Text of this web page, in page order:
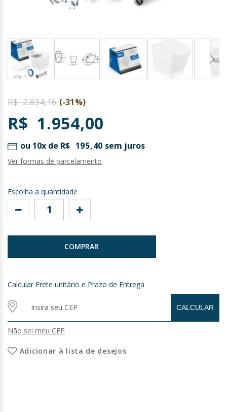
para
início
da
Galeria
de
imagens
R$ 2.834,16 (-31%)
R$ 1.954,00
ou 10x de R$ 195,40 sem juros
Ver formas de parcelamento
Escolha a quantidade
COMPRAR
Calcular Frete unitário e Prazo de Entrega
Não sei meu CEP
Adicionar à lista de desejos